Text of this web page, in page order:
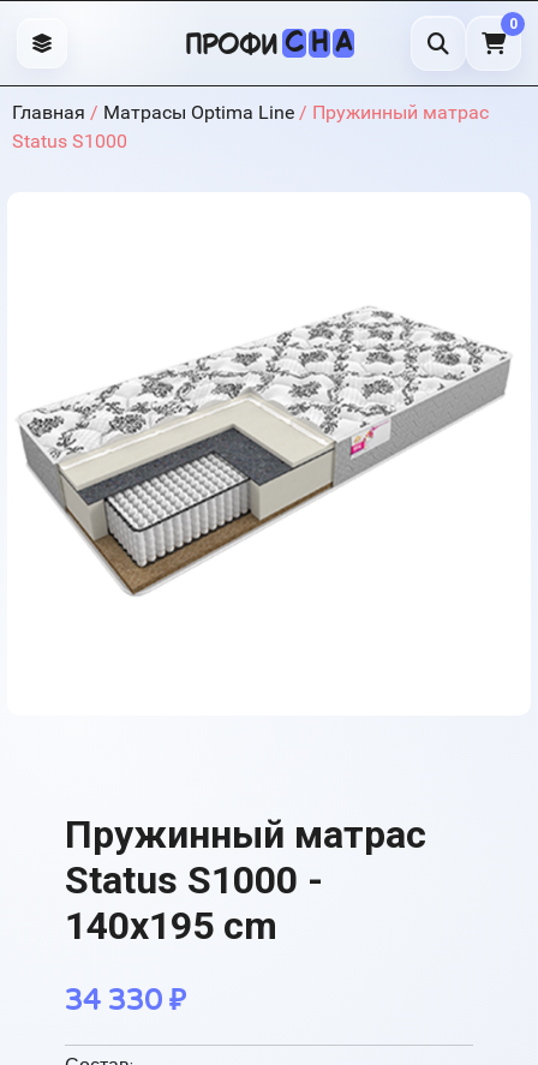
профи С Н А
0
Главная / Матрасы Optima Line / Пружинный матрас
Status S1000
Пружинный матрас
Status S1000 -
140x195 cm
34 330 ₽